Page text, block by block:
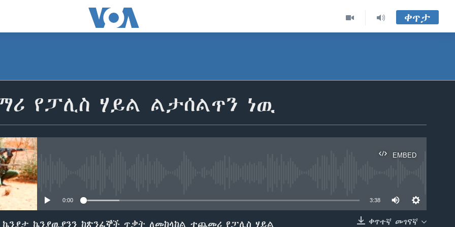
ቀጥታ
የፓሊስ ሃይል ልታሰልጥን ነዉ
EMBED
0:00 3:38
ቀጥተኛ መገናኛ
ኬንያታ ኬንያዉያንን ከጽንፈኞች ጥቃት ለመከላከል ተጨመሪ የፓሊስ ሃይል